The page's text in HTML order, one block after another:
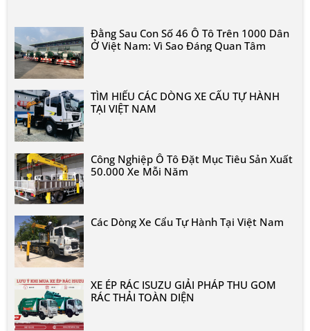
Đằng Sau Con Số 46 Ô Tô Trên 1000 Dân
Ở Việt Nam: Vì Sao Đáng Quan Tâm
TÌM HIỂU CÁC DÒNG XE CẨU TỰ HÀNH
TẠI VIỆT NAM
Công Nghiệp Ô Tô Đặt Mục Tiêu Sản Xuất
50.000 Xe Mỗi Năm
Các Dòng Xe Cẩu Tự Hành Tại Việt Nam
XE ÉP RÁC ISUZU GIẢI PHÁP THU GOM
RÁC THẢI TOÀN DIỆN